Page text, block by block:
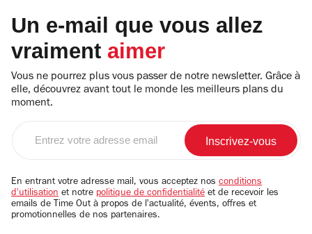
Un e-mail que vous allez
vraiment aimer
Vous ne pourrez plus vous passer de notre newsletter. Grâce à
elle, découvrez avant tout le monde les meilleurs plans du
moment.
email
En entrant votre adresse mail, vous acceptez nos conditions
d'utilisation et notre politique de confidentialité et de recevoir les
emails de Time Out à propos de l'actualité, évents, offres et
promotionnelles de nos partenaires.